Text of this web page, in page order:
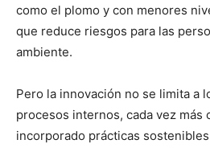
como el plomo y con menores
que reduce riesgos para las
ambiente.
Pero la innovación no se limita a
procesos internos, cada vez más
incorporado prácticas